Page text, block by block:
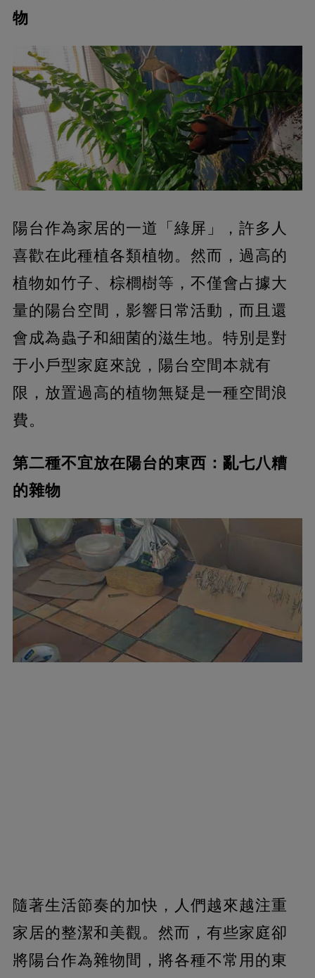
物
陽台作為家居的一道「綠屏」，許多人
喜歡在此種植各類植物。然而，過高的
植物如竹子、棕櫚樹等，不僅會占據大
量的陽台空間，影響日常活動，而且還
會成為蟲子和細菌的滋生地。特別是對
于小戶型家庭來說，陽台空間本就有
限，放置過高的植物無疑是一種空間浪
費。
第二種不宜放在陽台的東西：亂七八糟
的雜物
隨著生活節奏的加快，人們越來越注重
家居的整潔和美觀。然而，有些家庭卻
將陽台作為雜物間，將各種不常用的東